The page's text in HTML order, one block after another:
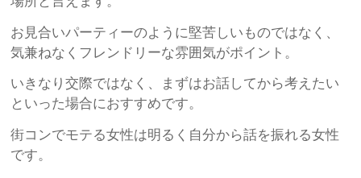
お見合いパーティーのように堅苦しいものではなく、
気兼ねなくフレンドリーな雰囲気がポイント。
いきなり交際ではなく、まずはお話してから考えたい
といった場合におすすめです。
街コンでモテる女性は明るく自分から話を振れる女性
です。